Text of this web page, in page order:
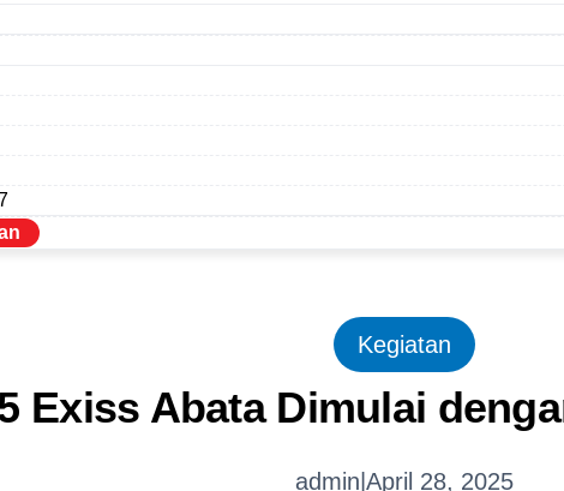
Kegiatan
Exiss Abata Dimulai
admin April 28, 2025